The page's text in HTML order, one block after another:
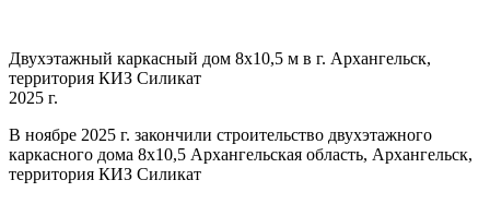
Двухэтажный каркасный дом 8х10,5 м в г. Архангельск,
территория КИЗ Силикат
2025 г.
В ноябре 2025 г. закончили строительство двухэтажного
каркасного дома 8х10,5 Архангельская область, Архангельск,
территория КИЗ Силикат